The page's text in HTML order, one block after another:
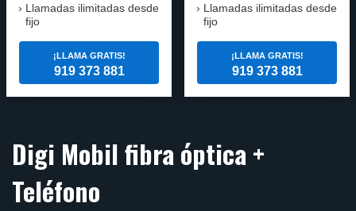
Llamadas ilimitadas desde
fijo
¡LLAMA GRATIS!
919 373 881
Llamadas ilimitadas desde
fijo
¡LLAMA GRATIS!
919 373 881
Digi Mobil fibra óptica +
Teléfono